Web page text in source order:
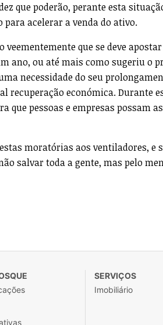
que poderão, perante esta
acelerar a venda do ativo.
veementemente que se deve
ano, ou até mais como sugeriu o
necessidade do seu
recuperação económica. Durante
que pessoas e empresas possam
moratórias aos ventiladores, e
salvar toda a gente, mas pelo
SERVIÇOS
Imobiliário